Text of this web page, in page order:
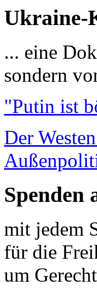
Ukraine-
... eine
sondern
"Putin ist
Der
Spenden
mit jedem
für die
um